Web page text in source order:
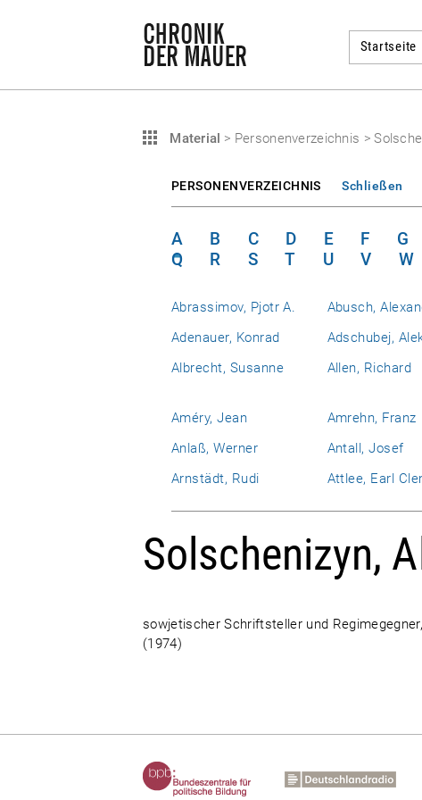
Startseite
Material > Personenverzeichnis >
PERSONENVERZEICHNIS Schließen
A B C D E F G
Q
R S T U V W
Abrassimov, Pjotr A. Abusch,
Adenauer, Konrad
Adschubej,
Albrecht, Susanne
Allen, Richard
Améry, Jean
Amrehn, Franz
Anlaß, Werner
Antall, Josef
Arnstädt, Rudi
Attlee, Earl
Solschenizyn,
sowjetischer Schriftsteller und
(1974)